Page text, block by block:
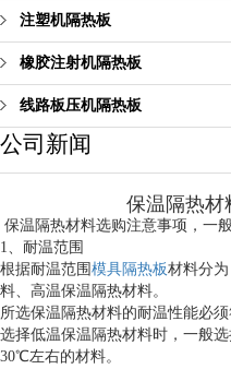
注塑机隔热板
橡胶注射机隔热板
线路板压机隔热板
公司新闻
保温隔热材
保温隔热材料选购注意事项，一
1、耐温范围
根据耐温范围 模具隔热板材料分
料、高温保温隔热材料。
所选保温隔热材料的耐温性能必须
选择低温保温隔热材料时，一般
30℃左右的材料。